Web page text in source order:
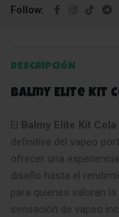
Follow
DESCRIPCIÓN
Balmy Elite Kit
El Balmy Elite Kit Cola
definitiva del vapeo
ofrecer una
diseño hasta el
para quienes valoran
sensación de vapeo